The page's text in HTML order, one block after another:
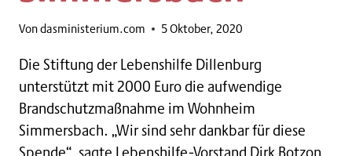
Vondasministerium.com 5 Oktober, 2020
Die Stiftung der Lebenshilfe Dillenburg
unterstützt mit 2000 Euro die aufwendige
Brandschutzmaßnahme im Wohnheim
Simmersbach. „Wir sind sehr dankbar für diese